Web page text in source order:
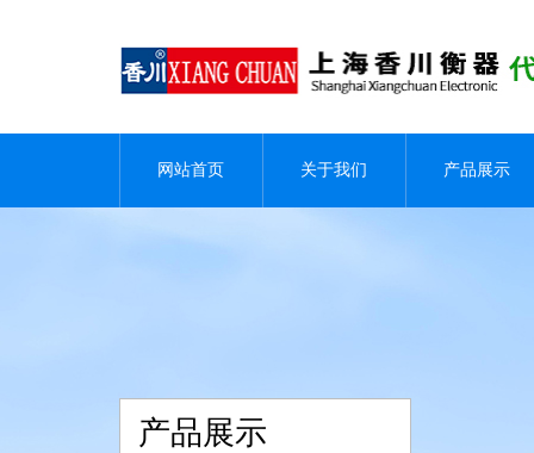
网站首页 关于我们 产品展示
产品展示